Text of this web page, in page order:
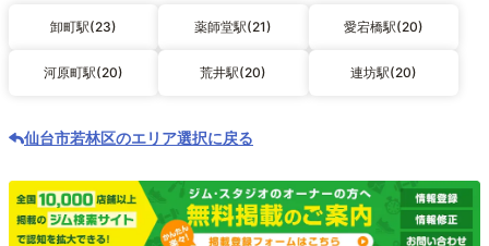
卸町駅(23) 薬師堂駅(21) 愛宕橋駅(20)
河原町駅(20) 荒井駅(20) 連坊駅(20)
仙台市若林区のエリア選択に戻る